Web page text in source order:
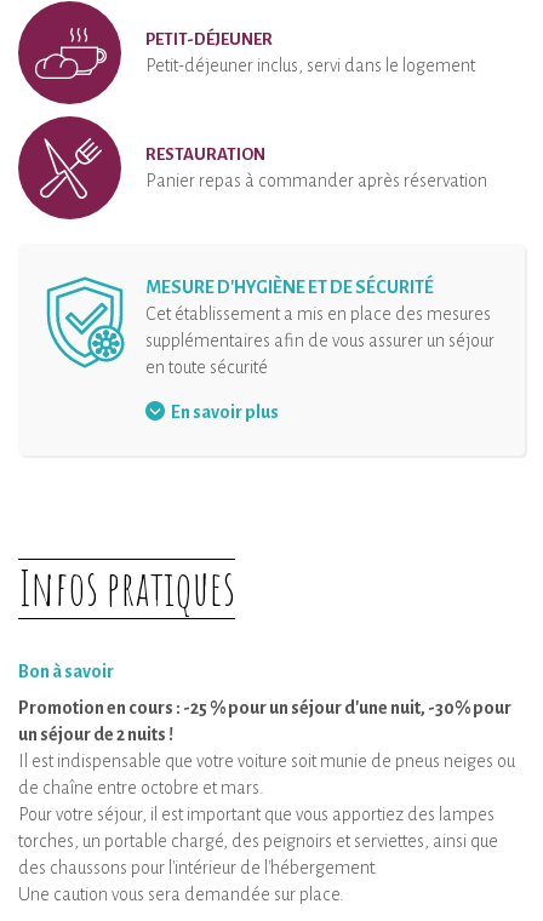
PETIT-DÉJEUNER
Petit-déjeuner inclus, servi dans le logement
RESTAURATION
Panier repas à commander après réservation
MESURE D'HYGIÈNE ET DE SÉCURITÉ
Cet établissement a mis en place des mesures
supplémentaires afin de vous assurer un séjour
en toute sécurité
Port du masque
En savoir plus
Infos pratiques
Bon à savoir
Promotion en cours : -25 % pour un séjour d'une nuit, -30% pour
un séjour de 2 nuits !
Il est indispensable que votre voiture soit munie de pneus neiges ou
de chaîne entre octobre et mars.
Pour votre séjour, il est important que vous apportiez des lampes
torches, un portable chargé, des peignoirs et serviettes, ainsi que
des chaussons pour l'intérieur de l'hébergement.
Une caution vous sera demandée sur place.